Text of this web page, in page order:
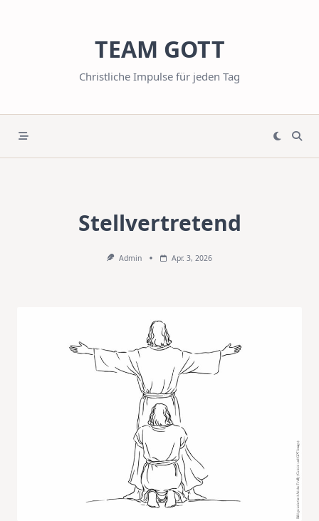
TEAM GOTT
Christliche Impulse für jeden Tag
Stellvertretend
Admin Apr. 3, 2026